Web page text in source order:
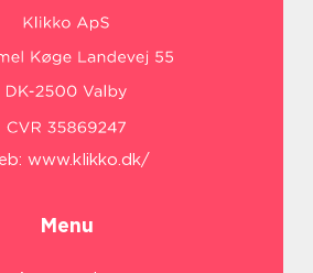
www.klikko.dk/
Menu